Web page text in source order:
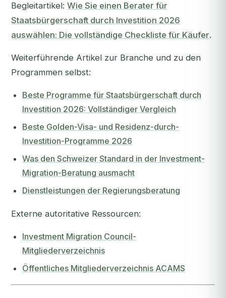
Begleitartikel: Wie Sie einen Berater für
Staatsbürgerschaft durch Investition 2026
auswählen: Die vollständige Checkliste für Käufer.
Weiterführende Artikel zur Branche und zu den
Programmen selbst:
Beste Programme für Staatsbürgerschaft durch
Investition 2026: Vollständiger Vergleich
Beste Golden-Visa- und Residenz-durch-
Investition-Programme 2026
Was den Schweizer Standard in der Investment-
Migration-Beratung ausmacht
Dienstleistungen der Regierungsberatung
Externe autoritative Ressourcen:
Investment Migration Council-
Mitgliederverzeichnis
Öffentliches Mitgliederverzeichnis ACAMS